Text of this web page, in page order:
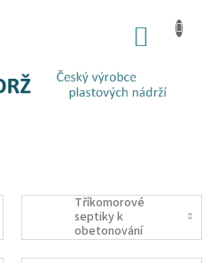
Tříkomorové
septiky k
obetonování